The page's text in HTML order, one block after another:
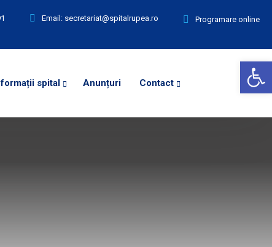
Email: secretariat@spitalrupea.ro Programare online
spital Anunțuri Contact
Deschide bara de unelte